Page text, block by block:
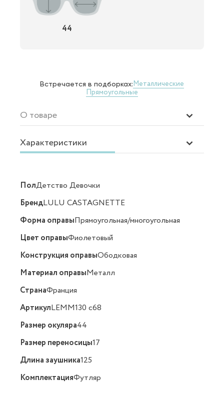
44
Встречается в подборках:Металлические
Прямоугольные
О товаре
Характеристики
ПолДетство Девочки
БрендLULU CASTAGNETTE
Форма оправыПрямоугольная/многоугольная
Цвет оправыФиолетовый
Конструкция оправыОбодковая
Материал оправыМеталл
СтранаФранция
АртикулLEMM130 c68
Размер окуляра44
Размер переносицы17
Длина заушника125
КомплектацияФутляр